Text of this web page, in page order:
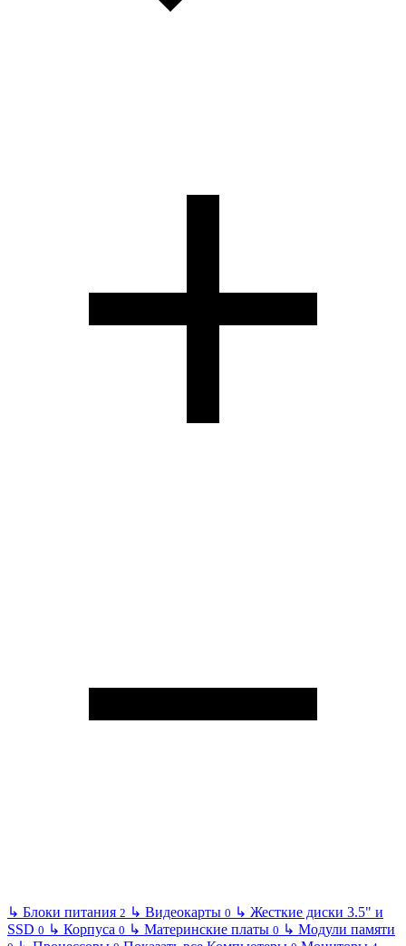
↳ Блоки питания 2 ↳ Видеокарты 0 ↳ Жесткие диски 3.5" и
SSD 0 ↳ Корпуса 0 ↳ Материнские платы 0 ↳ Модули памяти